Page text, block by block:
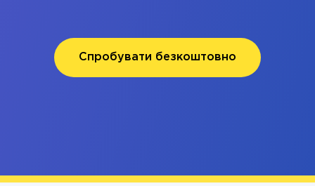
Спробувати безкоштовно